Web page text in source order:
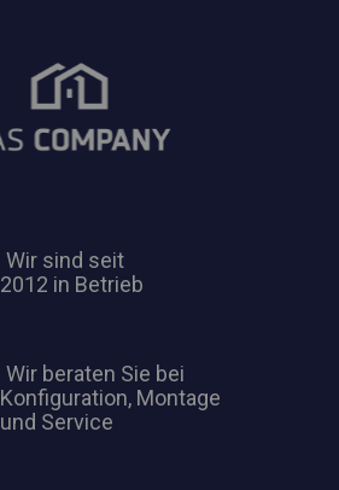
Wir sind seit
2012 in Betrieb
Wir beraten Sie bei
Konfiguration, Montage
und Service